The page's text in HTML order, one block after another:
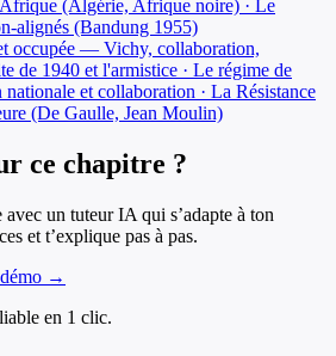
(Algérie, Afrique noire) · Le
alignés (Bandung 1955)
occupée — Vichy, collaboration,
de 1940 et l'armistice · Le régime de
et collaboration · La Résistance
(De Gaulle, Jean Moulin)
ce chapitre ?
un tuteur IA qui s’adapte à ton
et t’explique pas à pas.
→
en 1 clic.